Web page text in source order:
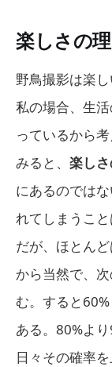
楽しさの
野鳥撮影は楽
私の場合、生
っているから
みると、 楽し
にあるのでは
れてしまうこ
だが、ほとん
から当然で、
む。すると
ある。80%よ
日々その確率